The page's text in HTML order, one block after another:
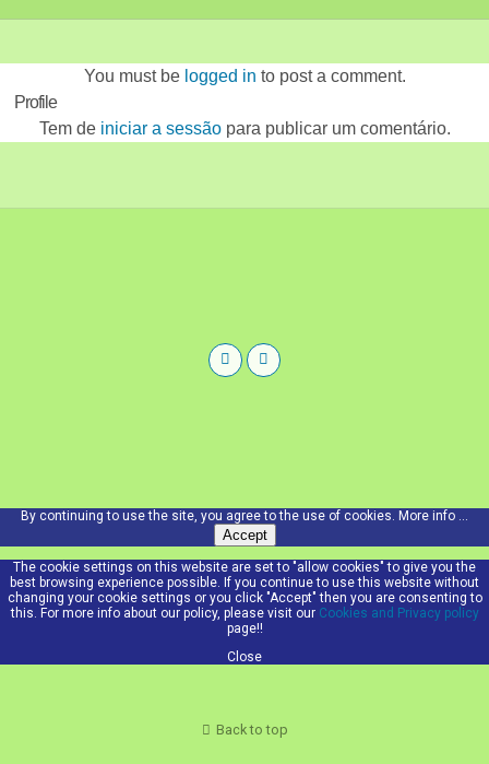
You must be logged in to post a comment.
Profile
Tem de iniciar a sessãopara publicar um comentário.
By continuing to use the site, you agree to the use of cookies. More info ...
Accept
The cookie settings on this website are set to "allow cookies" to give you the
best browsing experience possible. If you continue to use this website without
changing your cookie settings or you click "Accept" then you are consenting to
this. For more info about our policy, please visit our Cookies and Privacy policy
page!!
Close
Back to top